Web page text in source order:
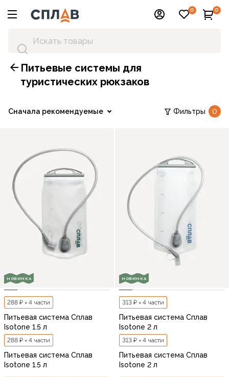
0 0
Питьевые системы для
туристических рюкзаков
Сначала рекомендуемые Фильтры 0
НОВИНКА
288 ₽ × 4 части
Питьевая система Сплав
Isotone 1.5 л
288 ₽ × 4 части
Питьевая система Сплав
Isotone 1.5 л
НОВИНКА
313 ₽ × 4 части
Питьевая система Сплав
Isotone 2 л
313 ₽ × 4 части
Питьевая система Сплав
Isotone 2 л